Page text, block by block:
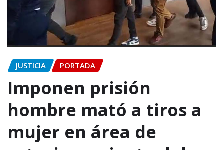
JUSTICIA PORTADA
Imponen prisión
hombre mató a tiros a
mujer en área de